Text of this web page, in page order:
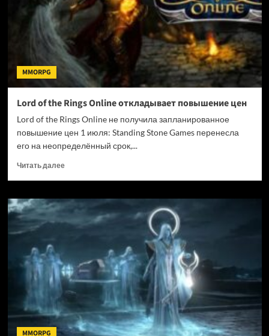
вместе
с
публикацией
нового
трейлера
MMORPG
Lord of the Rings Online откладывает повышение цен
Lord of the Rings Online не получила запланированное
повышение цен 1 июля: Standing Stone Games перенесла
его на неопределённый срок,...
Читать далееПрочитать
Lord
the
откладывает
повышение
цен
MMORPG